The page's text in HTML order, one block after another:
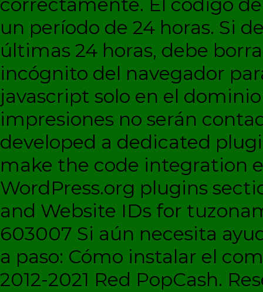
un período de 24 horas. Si
últimas 24 horas, debe
incógnito del navegador
javascript solo en el
impresiones no serán
developed a dedicated
make the code integration
WordPress.org plugins
and Website IDs for
603007 Si aún necesita
a paso: Cómo instalar el
2012-2021 Red PopCash.